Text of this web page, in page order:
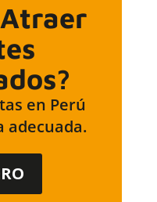
en Perú
adecuada.